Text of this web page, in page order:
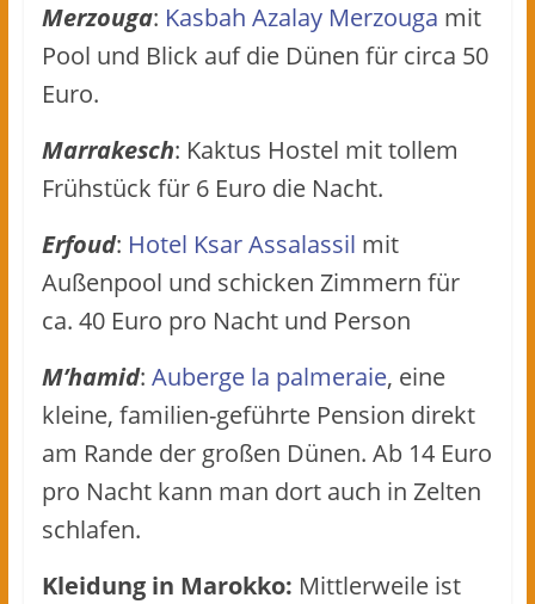
Merzouga: Kasbah Azalay Merzouga mit
Pool und Blick auf die Dünen für circa 50
Euro.
Marrakesch: Kaktus Hostel mit tollem
Frühstück für 6 Euro die Nacht.
Erfoud: Hotel Ksar Assalassil mit
Außenpool und schicken Zimmern für
ca. 40 Euro pro Nacht und Person
M’hamid: Auberge la palmeraie, eine
kleine, familien-geführte Pension direkt
am Rande der großen Dünen. Ab 14 Euro
pro Nacht kann man dort auch in Zelten
schlafen.
Kleidung in Marokko: Mittlerweile ist